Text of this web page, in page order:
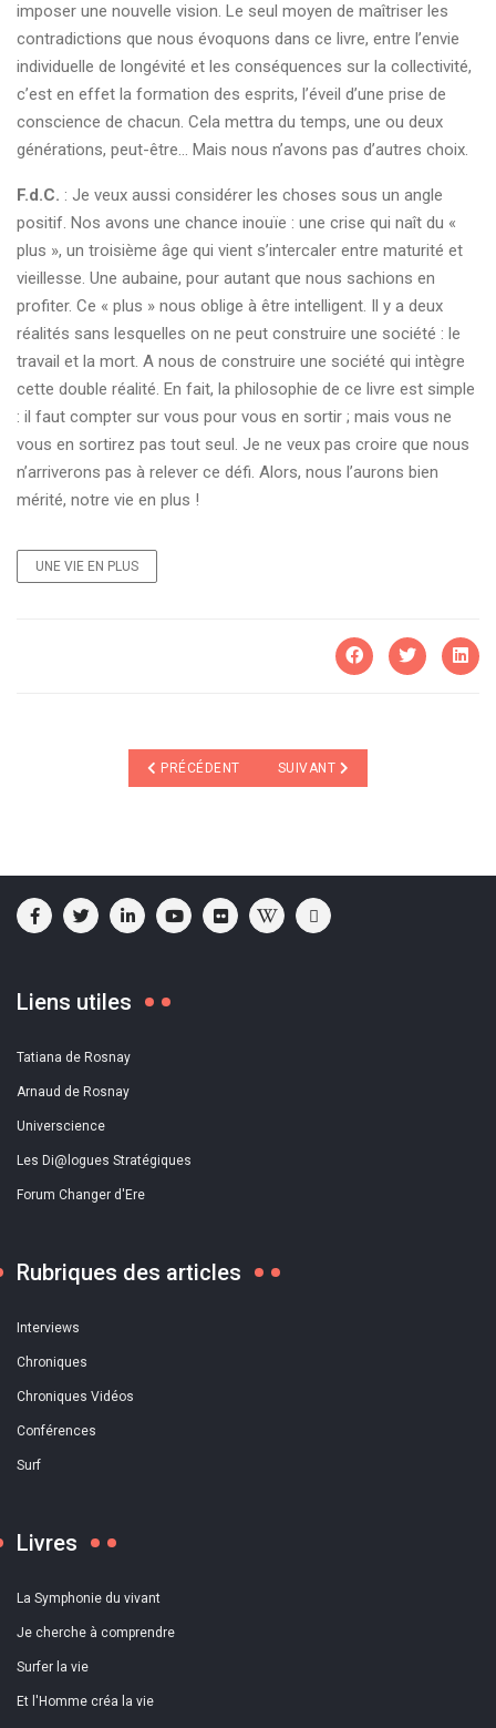
imposer une nouvelle vision. Le seul moyen de maîtriser les
contradictions que nous évoquons dans ce livre, entre l’envie
individuelle de longévité et les conséquences sur la collectivité,
c’est en effet la formation des esprits, l’éveil d’une prise de
conscience de chacun. Cela mettra du temps, une ou deux
générations, peut-être… Mais nous n’avons pas d’autres choix.
F.d.C. : Je veux aussi considérer les choses sous un angle
positif. Nos avons une chance inouïe : une crise qui naît du «
plus », un troisième âge qui vient s’intercaler entre maturité et
vieillesse. Une aubaine, pour autant que nous sachions en
profiter. Ce « plus » nous oblige à être intelligent. Il y a deux
réalités sans lesquelles on ne peut construire une société : le
travail et la mort. A nous de construire une société qui intègre
cette double réalité. En fait, la philosophie de ce livre est simple
: il faut compter sur vous pour vous en sortir ; mais vous ne
vous en sortirez pas tout seul. Je ne veux pas croire que nous
n’arriverons pas à relever ce défi. Alors, nous l’aurons bien
mérité, notre vie en plus !
UNE VIE EN PLUS
ARTICLE PRÉCÉDENT : UNE VIE EN PLUS PAR
PRÉCÉDENT ARTICLE SUIVANT : A PARTIR
SUIVANT
Liens utiles
Tatiana de Rosnay
Arnaud de Rosnay
Universcience
Les Di@logues Stratégiques
Forum Changer d'Ere
Rubriques des articles
Interviews
Chroniques
Chroniques Vidéos
Conférences
Surf
Livres
La Symphonie du vivant
Je cherche à comprendre
Surfer la vie
Et l'Homme créa la vie